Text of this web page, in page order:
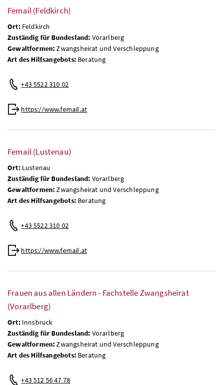
Femail (Feldkirch)
Ort:Feldkirch
Zuständig für Bundesland: Vorarlberg
Gewaltformen:Zwangsheirat und Verschleppung
Art des Hilfsangebots:Beratung
+43 5522 310 02
https://www.femail.at
Femail (Lustenau)
Ort:Lustenau
Zuständig für Bundesland: Vorarlberg
Gewaltformen:Zwangsheirat und Verschleppung
Art des Hilfsangebots:Beratung
+43 5522 310 02
https://www.femail.at
Frauen aus allen Ländern - Fachstelle Zwangsheirat
(Vorarlberg)
Ort:Innsbruck
Zuständig für Bundesland: Vorarlberg
Gewaltformen:Zwangsheirat und Verschleppung
Art des Hilfsangebots:Beratung
+43 512 56 47 78